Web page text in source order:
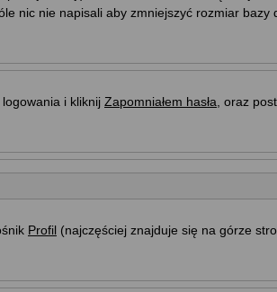
nic nie napisali aby zmniejszyć rozmiar bazy
i kliknij Zapomniałem hasła , oraz
Profil (najczęściej znajduje się na górze